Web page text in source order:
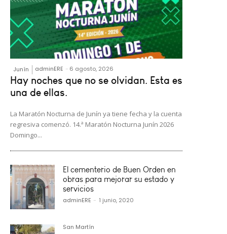
Junín adminERE - 6 agosto, 2026
Hay noches que no se olvidan. Esta es
una de ellas.
La Maratón Nocturna de Junín ya tiene fecha y la cuenta
regresiva comenzó. 14.ª Maratón Nocturna Junín 2026
Domingo...
El cementerio de Buen Orden en
obras para mejorar su estado y
servicios
adminERE - 1 junio, 2020
San Martín